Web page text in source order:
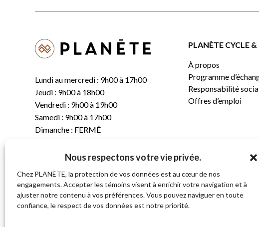
Nous respectons votre vie privée.
Chez PLANÈTE, la protection de vos données est au cœur de nos
engagements. Accepter les témoins visent à enrichir votre navigation et à
ajuster notre contenu à vos préférences. Vous pouvez naviguer en toute
confiance, le respect de vos données est notre priorité.
Lundi au mercredi : 9h00 à 17h00
Jeudi : 9h00 à 18h00
Vendredi : 9h00 à 19h00
Samedi : 9h00 à 17h00
Dimanche : FERMÉ
(819) 843-8356
C. info@planete.co
681, rue Sherbrooke
Magog (Québec)
PLANÈTE CYCLE &
À propos
Programme
Responsabilité
Offres d’emploi